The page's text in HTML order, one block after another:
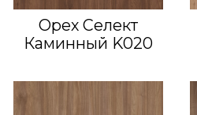
Орех Селект
Каминный K020